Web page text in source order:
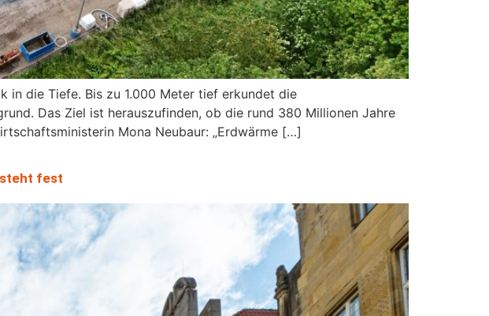
in die Tiefe. Bis zu 1.000 Meter tief erkundet die
Das Ziel ist herauszufinden, ob die rund 380 Millionen Jahre
Mona Neubaur: „Erdwärme […]
steht fest